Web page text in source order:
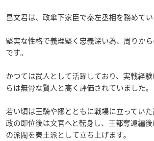
昌文君は、政傘下家臣で秦左丞相を務めてい
堅実な性格で義理堅く忠義深い為、周りか
です。
かつては武人として活躍しており、実戦経
らは無骨な賢人と高く評価されていました。
若い頃は王騎や摎とともに戦場に立ってい
政の即位後は文官へと転身し、王都奪還編
の派閥を秦王派として立ち上げます。